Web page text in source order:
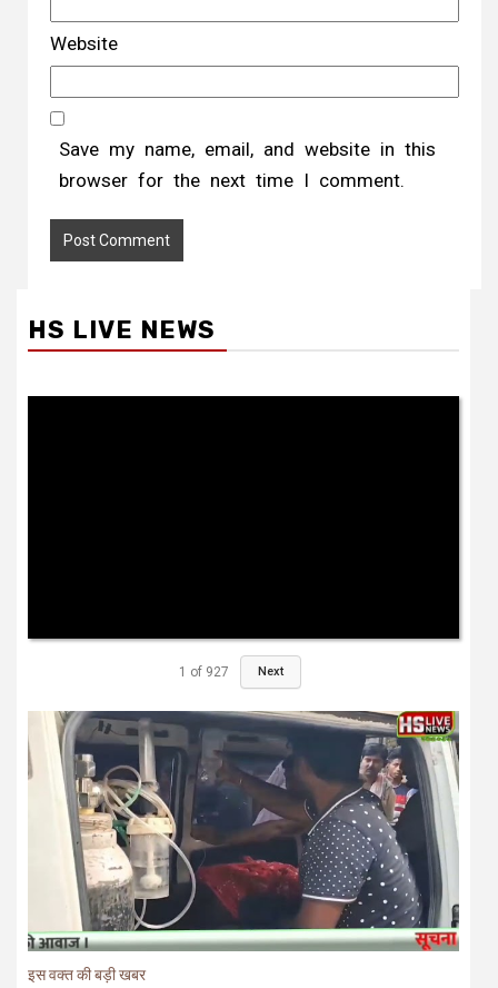
Website
Save my name, email, and website in this
browser for the next time I comment.
HS LIVE NEWS
1 of 927 Next
इस वक्त की बड़ी खबर